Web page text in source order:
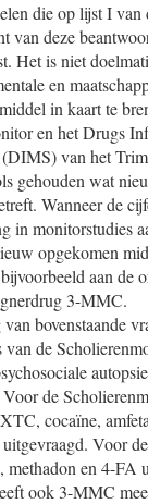
die op lijst I
van deze
Het is niet
en
in kaart te
en het Drugs
van het
gehouden wat
Wanneer de
in monitorstudies
opgekomen
aan de
3-MMC.
bovenstaande
van de
de
cocaïne,
uitgevraagd. Voor
en 4-FA
ook 3-MMC